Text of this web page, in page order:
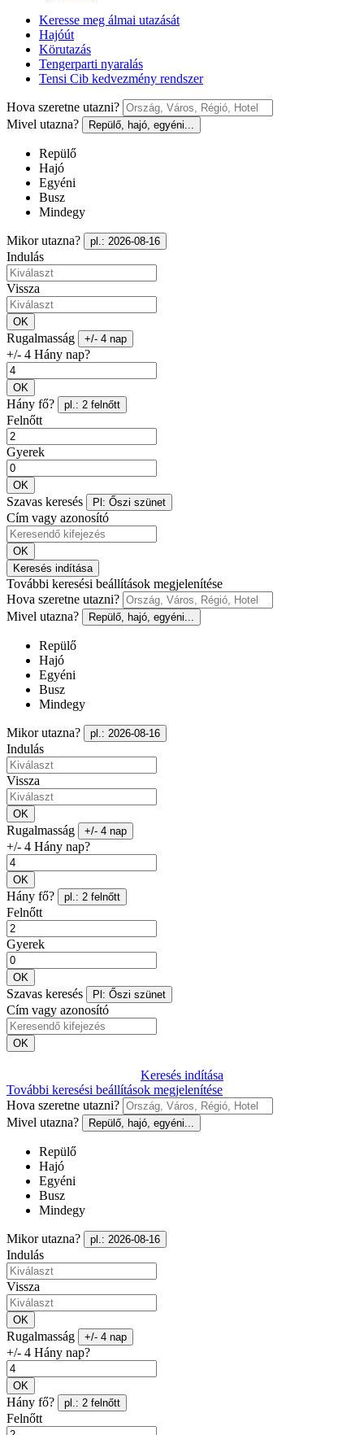
Keresse meg álmai utazását
Hajóút
Körutazás
Tengerparti nyaralás
Tensi Cib kedvezmény rendszer
Hova szeretne utazni?
Mivel utazna?
Repülő, hajó, egyéni...
Repülő
Hajó
Egyéni
Busz
Mindegy
Mikor utazna? pl.: 2026-08-16
Indulás
Vissza
OK
Rugalmasság +/- 4 nap
+/- 4 Hány nap?
OK
Hány fő? pl.: 2 felnőtt
Felnőtt
Gyerek
OK
Szavas keresés Pl: Őszi szünet
Cím vagy azonosító
OK
Keresés indítása
További keresési beállítások megjelenítése
Hova szeretne utazni?
Mivel utazna?
Repülő, hajó, egyéni...
Repülő
Hajó
Egyéni
Busz
Mindegy
Mikor utazna? pl.: 2026-08-16
Indulás
Vissza
OK
Rugalmasság +/- 4 nap
+/- 4 Hány nap?
OK
Hány fő? pl.: 2 felnőtt
Felnőtt
Gyerek
OK
Szavas keresés Pl: Őszi szünet
Cím vagy azonosító
OK
Keresés indítása
További keresési beállítások megjelenítése
Hova szeretne utazni?
Mivel utazna?
Repülő, hajó, egyéni...
Repülő
Hajó
Egyéni
Busz
Mindegy
Mikor utazna? pl.: 2026-08-16
Indulás
Vissza
OK
Rugalmasság +/- 4 nap
+/- 4 Hány nap?
OK
Hány fő? pl.: 2 felnőtt
Felnőtt